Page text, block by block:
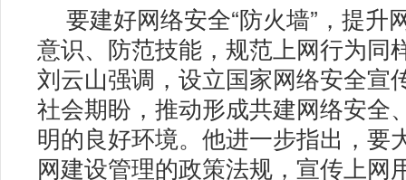
要建好网络安全“防火墙”，提升
意识、防范技能，规范上网行为同
刘云山强调，设立国家网络安全宣
社会期盼，推动形成共建网络安全
明的良好环境。他进一步指出，要
网建设管理的政策法规，宣传上网